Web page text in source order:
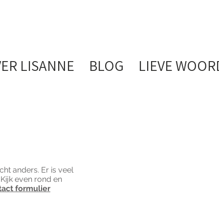
LISANNE BLOG LIEVE
anders. Er is veel
even rond en
formulier